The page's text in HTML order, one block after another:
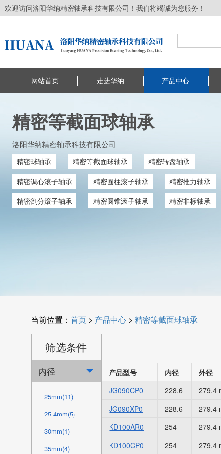
欢迎访问洛阳华纳精密轴承科技有限公司！我们将竭诚为您服务！
网站首页 走进华纳 产品中心
精密等截面球轴承
洛阳华纳精密轴承科技有限公司
精密球轴承 精密等截面球轴承
精密转盘轴承
精密调心滚子轴承
精密圆柱滚子轴承
精密推力轴承
精密剖分滚子轴承
精密圆锥滚子轴承 精密非标轴承
当前位置：首页 > 产品中心 >精密等截面球轴承
筛选条件
内径 
25mm(11)
25.4mm(5)
30mm(1)
35mm(4)
产品型号 内径
外径
JG090CP0
228.6
279.4
JG090XP0
228.6
279.4
KD100AR0
254
279.4
KD100CP0
254
279.4